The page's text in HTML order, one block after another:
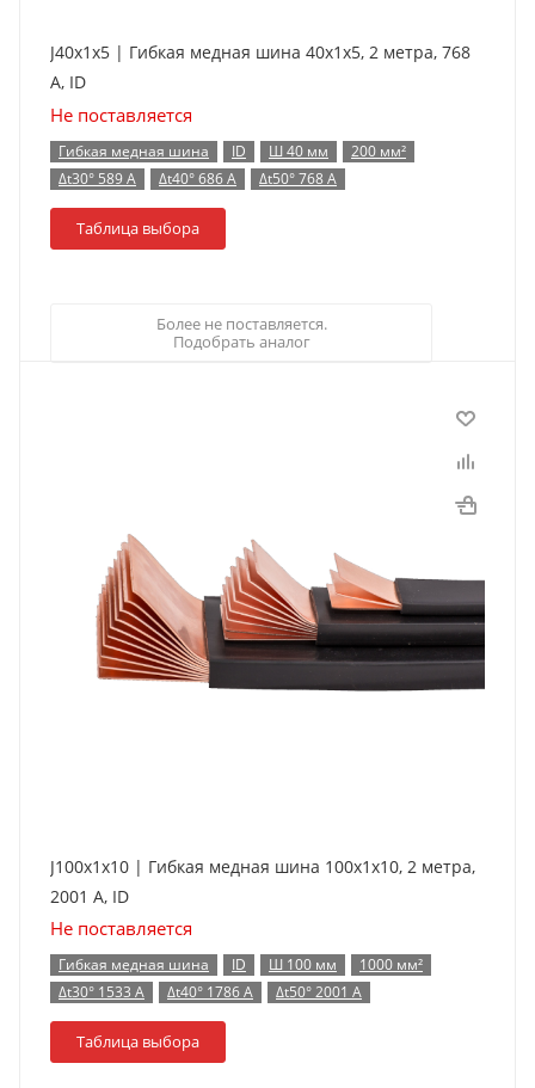
J40x1x5 | Гибкая медная шина 40x1x5, 2 метра, 768
А, ID
Не поставляется
Гибкая медная шина ID Ш 40 мм
200 мм²
Δt30° 589 А
Δt40° 686 А Δt50° 768 А
Таблица выбора
Более не поставляется.
Подобрать аналог
J100x1x10 | Гибкая медная шина 100x1x10, 2 метра,
2001 А, ID
Не поставляется
Гибкая медная шина ID Ш 100 мм
1000 мм²
Δt30° 1533 А
Δt40° 1786 А Δt50° 2001 А
Таблица выбора